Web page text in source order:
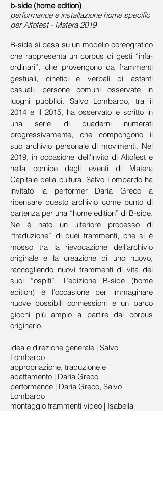
b-side (home edition)
performance e installazione home specific
per Altofest - Matera 2019
B-side si basa su un modello coreografico
che rappresenta un corpus di gesti “infa-
ordinari”, che provengono da frammenti
gestuali, cinetici e verbali di astanti
casuali, persone comuni osservate in
luoghi pubblici. Salvo Lombardo, tra il
2014 e il 2015, ha osservato e scritto in
una serie di quaderni numerati
progressivamente, che compongono il
suo archivio personale di movimenti. Nel
2019, in occasione dell'invito di Altofest e
nella cornice degli eventi di Matera
Capitale della cultura, Salvo Lombardo ha
invitato la performer Daria Greco a
ripensare questo archivio come punto di
partenza per una “home edition” di B-side.
Ne è nato un ulteriore processo di
“traduzione” di quei frammenti, che si è
mosso tra la rievocazione dell’archivio
originale e la creazione di uno nuovo,
raccogliendo nuovi frammenti di vita dei
suoi “ospiti”. L’edizione B-side (home
edition) è l’occasione per immaginare
nuove possibili connessioni e un parco
giochi più ampio a partire dal corpus
originario.
idea e direzione generale | Salvo
Lombardo
appropriazione, traduzione e
adattamento | Daria Greco
performance | Daria Greco, Salvo
Lombardo
montaggio frammenti video | Isabella